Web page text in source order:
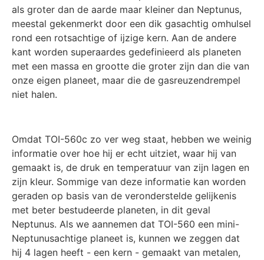
als groter dan de aarde maar kleiner dan Neptunus,
meestal gekenmerkt door een dik gasachtig omhulsel
rond een rotsachtige of ijzige kern. Aan de andere
kant worden superaardes gedefinieerd als planeten
met een massa en grootte die groter zijn dan die van
onze eigen planeet, maar die de gasreuzendrempel
niet halen.
Omdat TOI-560c zo ver weg staat, hebben we weinig
informatie over hoe hij er echt uitziet, waar hij van
gemaakt is, de druk en temperatuur van zijn lagen en
zijn kleur. Sommige van deze informatie kan worden
geraden op basis van de veronderstelde gelijkenis
met beter bestudeerde planeten, in dit geval
Neptunus. Als we aannemen dat TOI-560 een mini-
Neptunusachtige planeet is, kunnen we zeggen dat
hij 4 lagen heeft - een kern - gemaakt van metalen,